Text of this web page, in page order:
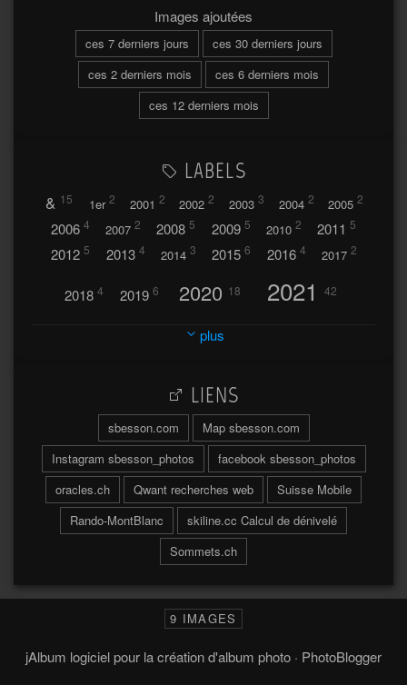
Images ajoutées
ces 7 derniers jours
ces 30 derniers jours
ces 2 derniers mois
ces 6 derniers mois
ces 12 derniers mois
LABELS
& 15 1er 2 2001 2 2002 2 2003 3 2004 2 2005 2
2006 4 2007 2 2008 5 2009 5 2010 2 2011 5
2012 5 2013 4 2014 3 2015 6 2016 4 2017 2
2018 4 2019 6 2020 18 2021 42
2023 32
2026
A travers l'hublot 17 Abländschen 3
Açores 2004 64 Adelboden 2
Adonis 6
Afrique du Sud 2019
Al Albert 2
Aletsch 73 Alinghi Allmend Alpes 4
plus
LIENS
sbesson.com
Map sbesson.com
Instagram sbesson_photos
facebook sbesson_photos
oracles.ch
Qwant recherches web
Suisse Mobile
Rando-MontBlanc
skiline.cc Calcul de dénivelé
Sommets.ch
9 IMAGES
jAlbum logiciel pour la création d'album photo · PhotoBlogger